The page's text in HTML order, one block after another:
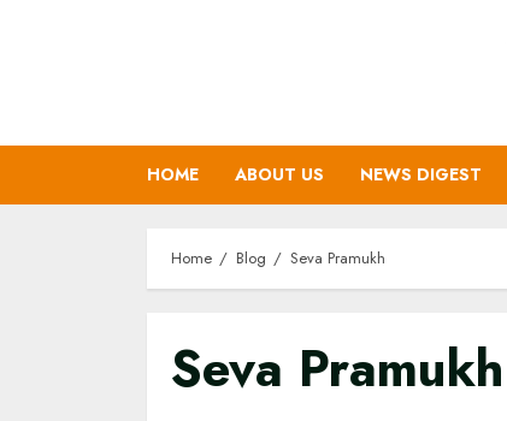
HOME ABOUT US NEWS DIGEST
Home Blog Seva Pramukh
Seva Pramukh